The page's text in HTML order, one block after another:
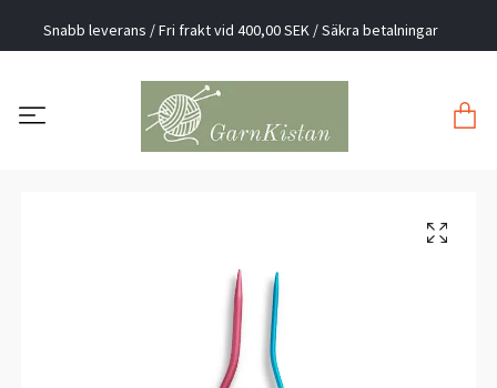
Snabb leverans / Fri frakt vid 400,00 SEK / Säkra betalningar